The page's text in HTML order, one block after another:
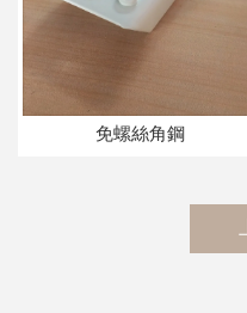
免螺絲角鋼